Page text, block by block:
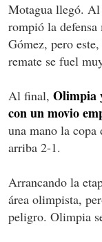
Motagua llegó. Al
rompió la
Gómez, pero
remate se fuel
Al final, Olimpia
con un movio
una mano la copa
arriba 2-1.
Arrancando la
área olimpista,
peligro. Olimpia